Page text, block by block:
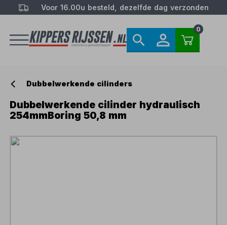
Voor 16.00u besteld, dezelfde dag verzonden
0
Dubbelwerkende cilinders
Dubbelwerkende cilinder hydraulisch
254mmBoring 50,8 mm